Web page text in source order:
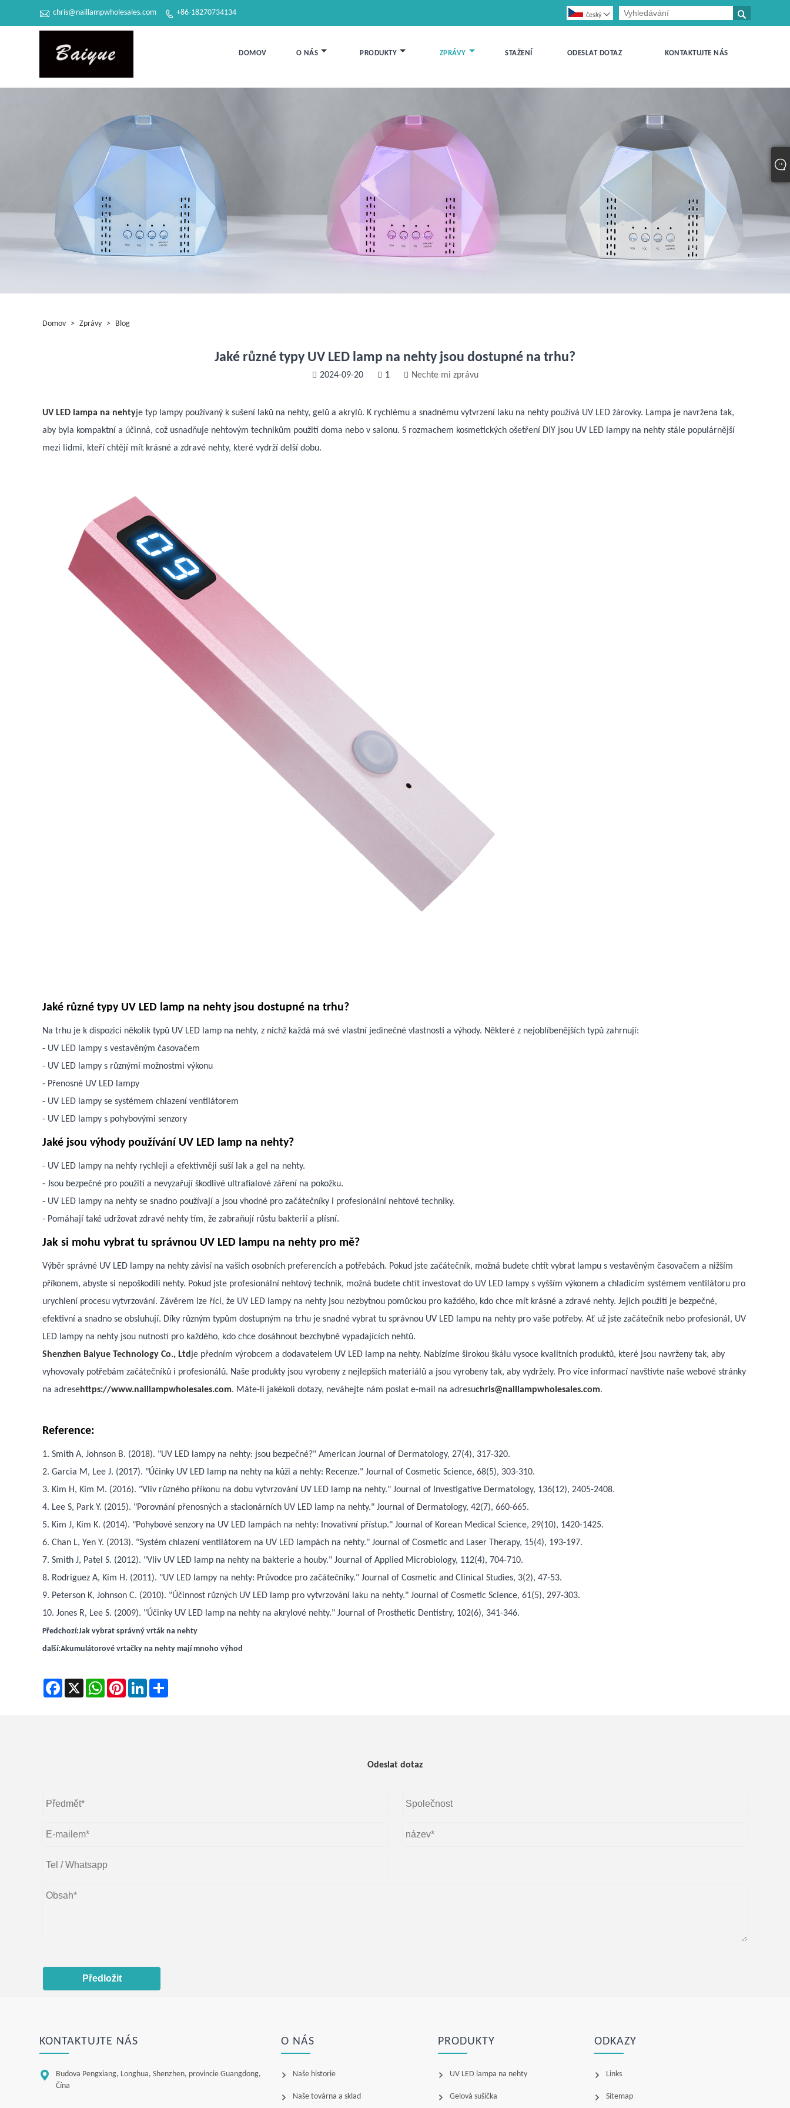
 chris@naillampwholesales.com  +86-18270734134 
český 
DOMOV O NÁS PRODUKTY ZPRÁVY STAŽENÍ ODESLAT DOTAZ KONTAKTUJTE NÁS
Domov > Zprávy > Blog
Jaké různé typy UV LED lamp na nehty jsou dostupné na trhu?
2024-09-20 1 Nechte mi zprávu
UV LED lampa na nehtyje typ lampy používaný k sušení laků na nehty, gelů a akrylů. K rychlému a snadnému vytvrzení laku na nehty používá UV LED žárovky. Lampa je navržena tak,
aby byla kompaktní a účinná, což usnadňuje nehtovým technikům použití doma nebo v salonu. S rozmachem kosmetických ošetření DIY jsou UV LED lampy na nehty stále populárnější
mezi lidmi, kteří chtějí mít krásné a zdravé nehty, které vydrží delší dobu.
Jaké různé typy UV LED lamp na nehty jsou dostupné na trhu?
Na trhu je k dispozici několik typů UV LED lamp na nehty, z nichž každá má své vlastní jedinečné vlastnosti a výhody. Některé z nejoblíbenějších typů zahrnují:
- UV LED lampy s vestavěným časovačem
- UV LED lampy s různými možnostmi výkonu
- Přenosné UV LED lampy
- UV LED lampy se systémem chlazení ventilátorem
- UV LED lampy s pohybovými senzory
Jaké jsou výhody používání UV LED lamp na nehty?
- UV LED lampy na nehty rychleji a efektivněji suší lak a gel na nehty.
- Jsou bezpečné pro použití a nevyzařují škodlivé ultrafialové záření na pokožku.
- UV LED lampy na nehty se snadno používají a jsou vhodné pro začátečníky i profesionální nehtové techniky.
- Pomáhají také udržovat zdravé nehty tím, že zabraňují růstu bakterií a plísní.
Jak si mohu vybrat tu správnou UV LED lampu na nehty pro mě?
Výběr správné UV LED lampy na nehty závisí na vašich osobních preferencích a potřebách. Pokud jste začátečník, možná budete chtít vybrat lampu s vestavěným časovačem a nižším
příkonem, abyste si nepoškodili nehty. Pokud jste profesionální nehtový technik, možná budete chtít investovat do UV LED lampy s vyšším výkonem a chladicím systémem ventilátoru pro
urychlení procesu vytvrzování. Závěrem lze říci, že UV LED lampy na nehty jsou nezbytnou pomůckou pro každého, kdo chce mít krásné a zdravé nehty. Jejich použití je bezpečné,
efektivní a snadno se obsluhují. Díky různým typům dostupným na trhu je snadné vybrat tu správnou UV LED lampu na nehty pro vaše potřeby. Ať už jste začátečník nebo profesionál, UV
LED lampy na nehty jsou nutností pro každého, kdo chce dosáhnout bezchybně vypadajících nehtů.
Shenzhen Baiyue Technology Co., Ltdje předním výrobcem a dodavatelem UV LED lamp na nehty. Nabízíme širokou škálu vysoce kvalitních produktů, které jsou navrženy tak, aby
vyhovovaly potřebám začátečníků i profesionálů. Naše produkty jsou vyrobeny z nejlepších materiálů a jsou vyrobeny tak, aby vydržely. Pro více informací navštivte naše webové stránky
na adresehttps://www.naillampwholesales.com. Máte-li jakékoli dotazy, neváhejte nám poslat e-mail na adresuchris@naillampwholesales.com.
Reference:
1. Smith A, Johnson B. (2018). "UV LED lampy na nehty: jsou bezpečné?" American Journal of Dermatology, 27(4), 317-320.
2. Garcia M, Lee J. (2017). "Účinky UV LED lamp na nehty na kůži a nehty: Recenze." Journal of Cosmetic Science, 68(5), 303-310.
3. Kim H, Kim M. (2016). "Vliv různého příkonu na dobu vytvrzování UV LED lamp na nehty." Journal of Investigative Dermatology, 136(12), 2405-2408.
4. Lee S, Park Y. (2015). "Porovnání přenosných a stacionárních UV LED lamp na nehty." Journal of Dermatology, 42(7), 660-665.
5. Kim J, Kim K. (2014). "Pohybové senzory na UV LED lampách na nehty: Inovativní přístup." Journal of Korean Medical Science, 29(10), 1420-1425.
6. Chan L, Yen Y. (2013). "Systém chlazení ventilátorem na UV LED lampách na nehty." Journal of Cosmetic and Laser Therapy, 15(4), 193-197.
7. Smith J, Patel S. (2012). "Vliv UV LED lamp na nehty na bakterie a houby." Journal of Applied Microbiology, 112(4), 704-710.
8. Rodriguez A, Kim H. (2011). "UV LED lampy na nehty: Průvodce pro začátečníky." Journal of Cosmetic and Clinical Studies, 3(2), 47-53.
9. Peterson K, Johnson C. (2010). "Účinnost různých UV LED lamp pro vytvrzování laku na nehty." Journal of Cosmetic Science, 61(5), 297-303.
10. Jones R, Lee S. (2009). "Účinky UV LED lamp na nehty na akrylové nehty." Journal of Prosthetic Dentistry, 102(6), 341-346.
Předchozí:Jak vybrat správný vrták na nehty
další:Akumulátorové vrtačky na nehty mají mnoho výhod
Facebook
X WhatsAppPinterestLinkedIn
Odeslat dotaz
Předložit
KONTAKTUJTE NÁS

Budova Pengxiang, Longhua, Shenzhen, provincie Guangdong,
Čína
O NÁS
Naše historie
Naše továrna a sklad
PRODUKTY
UV LED lampa na nehty
Gelová sušička
ODKAZY
Links
Sitemap